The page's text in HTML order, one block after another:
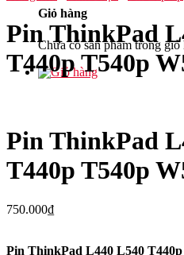
Giỏ hàng
Chưa có sản phẩm trong giỏ
Pin ThinkPad
T440p T540p
Pin ThinkPad
T440p T540p
750.000₫
Pin ThinkPad L440 L540